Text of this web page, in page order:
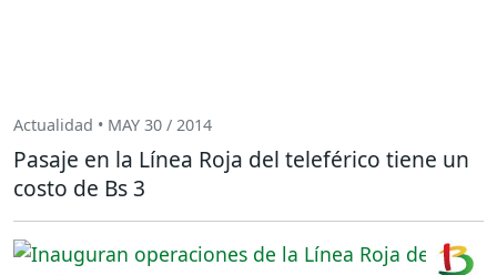
Actualidad • MAY 30 / 2014
Pasaje en la Línea Roja del teleférico tiene un
costo de Bs 3